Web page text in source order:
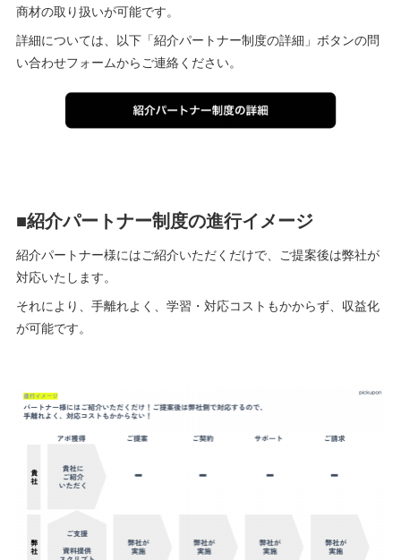
商材の取り扱いが可能です。
詳細については、以下「紹介パートナー制度の詳細」ボタンの問
い合わせフォームからご連絡ください。
■紹介パートナー制度の進行イメージ
紹介パートナー様にはご紹介いただくだけで、ご提案後は弊社が
対応いたします。
それにより、手離れよく、学習・対応コストもかからず、収益化
が可能です。